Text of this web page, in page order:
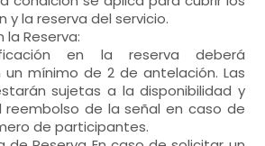
la reserva del servicio.
la Reserva:
en la reserva deberá
mínimo de 2 de antelación. Las
sujetas a la disponibilidad y
reembolso de la señal en caso de
de participantes.